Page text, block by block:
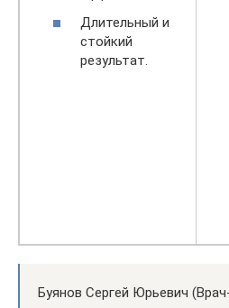
Длительный и
стойкий
результат.
Буянов Сергей Юрьевич